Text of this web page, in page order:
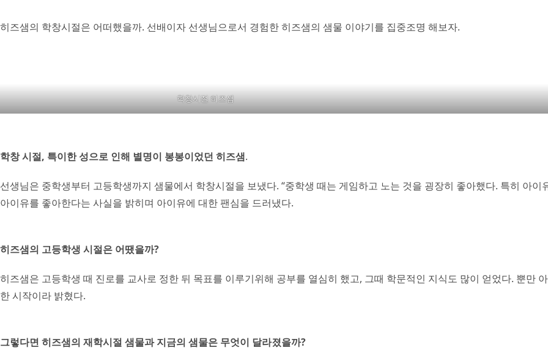
히즈샘의 학창시절은 어떠했을까. 선배이자 선생님으로서 경험한 히즈샘의 샘물 이야기를 집중조명 해보자.
학창시절 히즈샘
학창 시절, 특이한 성으로 인해 별명이 봉봉이었던 히즈샘.
선생님은 중학생부터 고등학생까지 샘물에서 학창시절을 보냈다. “중학생 때는 게임하고 노는 것을 굉장히 좋아했다. 특히 아
아이유를 좋아한다는 사실을 밝히며 아이유에 대한 팬심을 드러냈다.
히즈샘의 고등학생 시절은 어땠을까?
히즈샘은 고등학생 때 진로를 교사로 정한 뒤 목표를 이루기위해 공부를 열심히 했고, 그때 학문적인 지식도 많이 얻었다. 뿐만
한 시작이라 밝혔다.
그렇다면 히즈샘의 재학시절 샘물과 지금의 샘물은 무엇이 달라졌을까?